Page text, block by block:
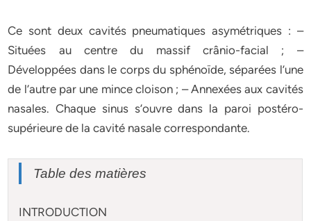
Ce sont deux cavités pneumatiques asymétriques : –
Situées au centre du massif crânio-facial ; –
Développées dans le corps du sphénoïde, séparées l’une
de l’autre par une mince cloison ; – Annexées aux cavités
nasales. Chaque sinus s’ouvre dans la paroi postéro-
supérieure de la cavité nasale correspondante.
Table des matières
INTRODUCTION